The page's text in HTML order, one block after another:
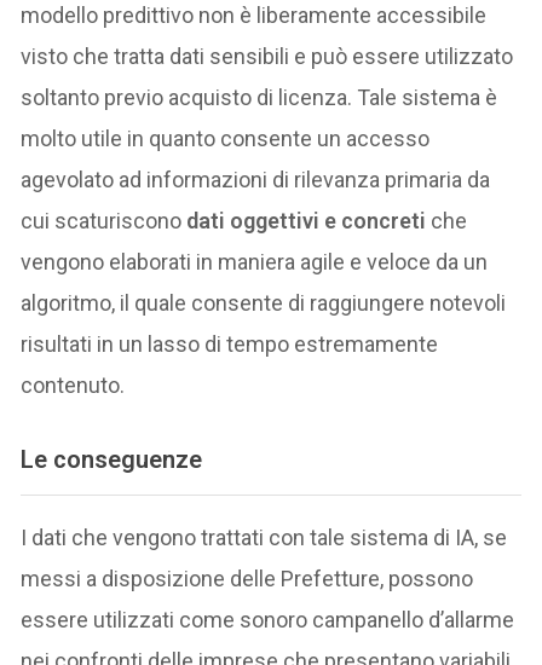
modello predittivo non è liberamente accessibile
visto che tratta dati sensibili e può essere utilizzato
soltanto previo acquisto di licenza. Tale sistema è
molto utile in quanto consente un accesso
agevolato ad informazioni di rilevanza primaria da
cui scaturiscono dati oggettivi e concreti che
vengono elaborati in maniera agile e veloce da un
algoritmo, il quale consente di raggiungere notevoli
risultati in un lasso di tempo estremamente
contenuto.
Le conseguenze
I dati che vengono trattati con tale sistema di IA, se
messi a disposizione delle Prefetture, possono
essere utilizzati come sonoro campanello d’allarme